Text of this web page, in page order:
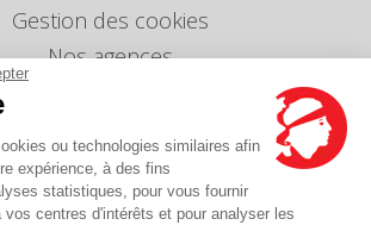
ou technologies similaires afin
expérience, à des fins
statistiques, pour vous fournir
vos centres d'intérêts et pour analyser les
Gestion des cookies
Nos agences
envoyer un message
Ventes et Modifications
de protection des données
personnelles